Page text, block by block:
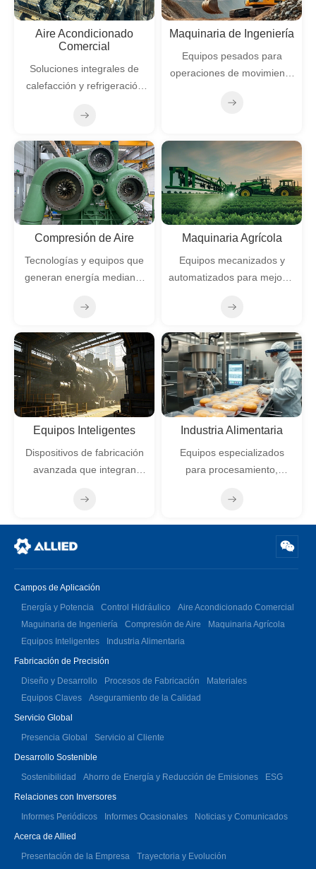
Aire Acondicionado
Comercial
Soluciones integrales de
calefacción y refrigeración
escala y centros de datos
Maquinaria de Ingeniería
Equipos pesados para
operaciones de movimiento
minería
Compresión de Aire
Tecnologías y equipos que
generan energía mediante
Maquinaria Agrícola
Equipos mecanizados y
automatizados para mejorar
agrícola
Equipos Inteligentes
Dispositivos de fabricación
avanzada que integran
inteligencia artificial
Industria Alimentaria
Equipos especializados
para procesamiento,
calidad de alimentos
Campos de Aplicación
Energía y Potencia
Control Hidráulico
Aire Acondicionado Comercial
Maguinaria de Ingeniería
Compresión de Aire
Maquinaria Agrícola
Equipos Inteligentes
Industria Alimentaria
Fabricación de Precisión
Diseño y Desarrollo
Procesos de Fabricación
Materiales
Equipos Claves
Aseguramiento de la Calidad
Servicio Global
Presencia Global
Servicio al Cliente
Desarrollo Sostenible
Sostenibilidad
Ahorro de Energía y Reducción de Emisiones
ESG
Relaciones con Inversores
Informes Periódicos
Informes Ocasionales
Noticias y Comunicados
Acerca de Allied
Presentación de la Empresa
Trayectoria y Evolución